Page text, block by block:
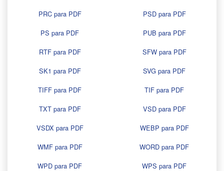
PRC para PDF
PSD para PDF
PS para PDF
PUB para PDF
RTF para PDF
SFW para PDF
SK1 para PDF
SVG para PDF
TIFF para PDF
TIF para PDF
TXT para PDF
VSD para PDF
VSDX para PDF
WEBP para PDF
WMF para PDF
WORD para PDF
WPD para PDF
WPS para PDF